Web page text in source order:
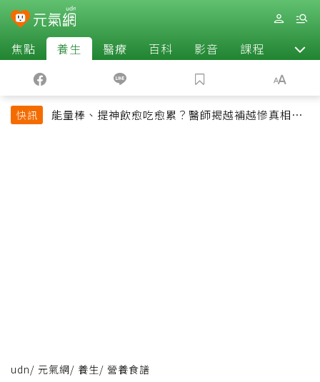
焦點 養生 醫療 百科 影音 課程 退休
快訊
能量棒、提神飲愈吃愈累？醫師揭越補越慘真相：
udn/ 元氣網/ 養生/ 營養食譜